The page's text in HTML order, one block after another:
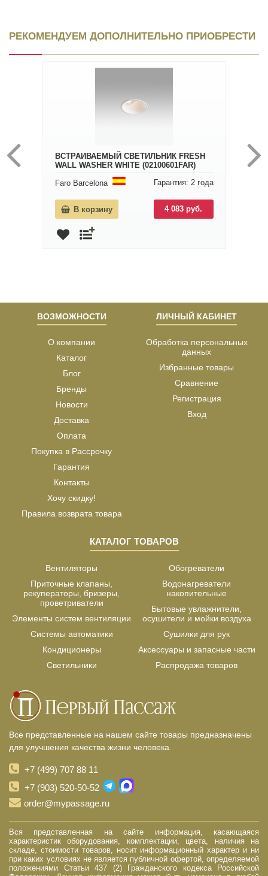
РЕКОМЕНДУЕМ ДОПОЛНИТЕЛЬНО ПРИОБРЕСТИ
ВСТРАИВАЕМЫЙ СВЕТИЛЬНИК FRESH
WALL WASHER WHITE (02100601FAR)
Faro Barcelona
Гарантия: 2 года
4 083 руб.
В корзину
ВОЗМОЖНОСТИ
О компании
Каталог
Блог
Бренды
Новости
Доставка
Оплата
Покупка в Рассрочку
Гарантия
Контакты
Хочу скидку!
Правила возврата товара
ЛИЧНЫЙ КАБИНЕТ
Обработка персональных
данных
Избранные товары
Сравнение
Регистрация
Вход
КАТАЛОГ ТОВАРОВ
Вентиляторы
Приточные клапаны,
рекуператоры, бризеры,
проветриватели
Элементы систем вентиляции
Системы автоматики
Кондиционеры
Светильники
Обогреватели
Водонагреватели
накопительные
Бытовые увлажнители,
осушители и мойки воздуха
Сушилки для рук
Аксессуары и запасные части
Распродажа товаров
Все представленные на нашем сайте товары предназначены
для улучшения качества жизни человека.
+7 (499) 707 88 11
+7 (903) 520-50-52
order@mypassage.ru
Вся представленная на сайте информация, касающаяся
характеристик оборудования, комплектации, цвета, наличия на
складе, стоимости товаров, носит информационный характер и ни
при каких условиях не является публичной офертой, определяемой
положениями Статьи 437 (2) Гражданского кодекса Российской